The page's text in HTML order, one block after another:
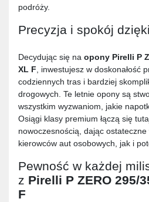
podróży.
Precyzja i spokój dzięki
Decydując się na opony Pirelli P
XL F , inwestujesz w doskonałość
codziennych tras i bardziej
drogowych. Te letnie opony są
wszystkim wyzwaniom, jakie
Osiągi klasy premium łączą się
nowoczesnością, dając
kierowców aut osobowych, jak i
Pewność w każdej
z Pirelli P ZERO 295/
F